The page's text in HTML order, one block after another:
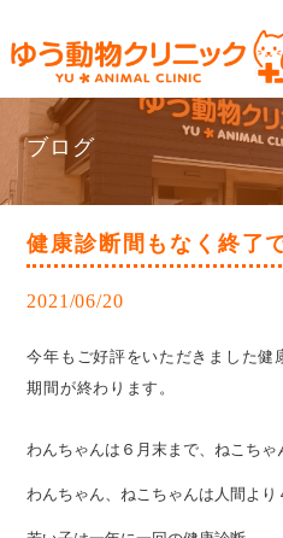
ブログ
健康診断間もなく終了
2021/06/20
今年もご好評をいただきました健
期間が終わります。
わんちゃんは６月末まで、ねこちゃ
わんちゃん、ねこちゃんは人間より